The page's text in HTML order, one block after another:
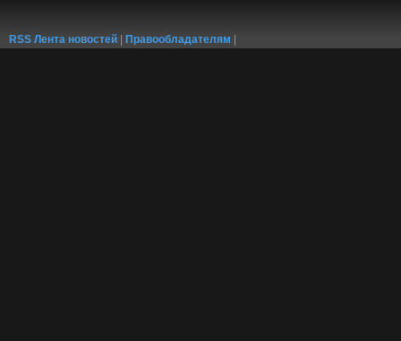
RSS Лента новостей Правообладателям